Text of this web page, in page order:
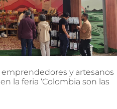
emprendedores y artesanos
en la feria ‘Colombia son las